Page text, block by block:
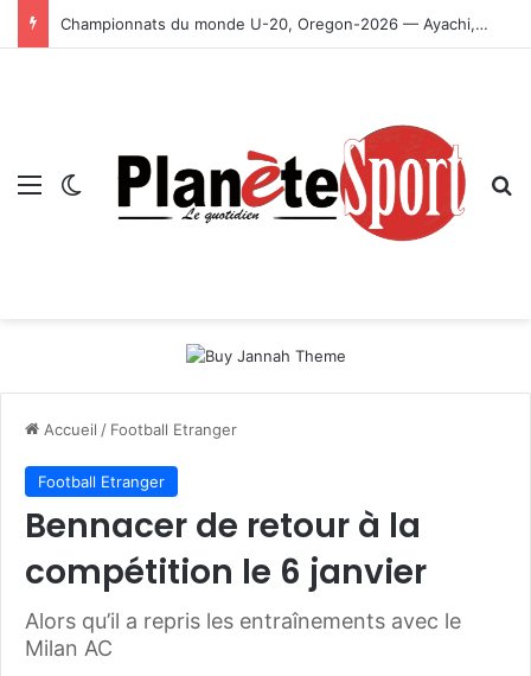
Championnats du monde U-20, Oregon-2026 — Ayachi, Dissa, Touahria et Ghezali en finale
Menu Switch skin
Accueil / Football Etranger
Football Etranger
Bennacer de retour à la
compétition le 6 janvier
Alors qu’il a repris les entraînements avec le
Milan AC